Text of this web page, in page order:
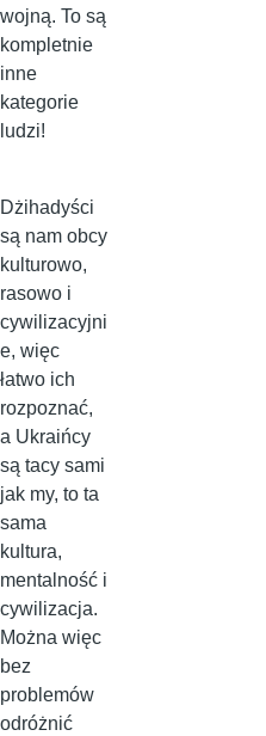
wojną. To są
kompletnie
inne
kategorie
ludzi!
Dżihadyści
są nam obcy
kulturowo,
rasowo i
cywilizacyjni
e, więc
łatwo ich
rozpoznać,
a Ukraińcy
są tacy sami
jak my, to ta
sama
kultura,
mentalność i
cywilizacja.
Można więc
bez
problemów
odróżnić